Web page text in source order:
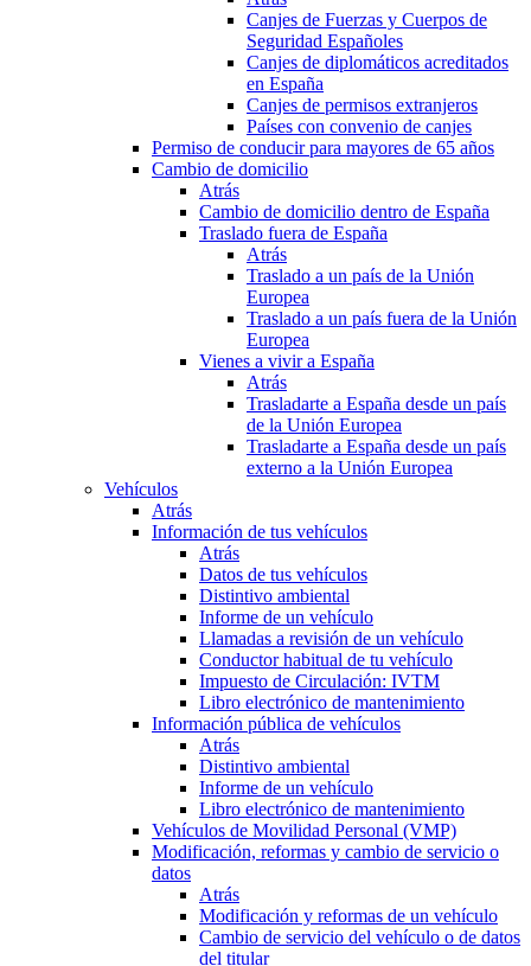
Canjes de Fuerzas y Cuerpos de
Seguridad Españoles
Canjes de diplomáticos acreditados
en España
Canjes de permisos extranjeros
Países con convenio de canjes
Permiso de conducir para mayores de 65 años
Cambio de domicilio
Atrás
Cambio de domicilio dentro de España
Traslado fuera de España
Atrás
Traslado a un país de la Unión
Europea
Traslado a un país fuera de la Unión
Europea
Vienes a vivir a España
Atrás
Trasladarte a España desde un país
de la Unión Europea
Trasladarte a España desde un país
externo a la Unión Europea
Vehículos
Atrás
Información de tus vehículos
Atrás
Datos de tus vehículos
Distintivo ambiental
Informe de un vehículo
Llamadas a revisión de un vehículo
Conductor habitual de tu vehículo
Impuesto de Circulación: IVTM
Libro electrónico de mantenimiento
Información pública de vehículos
Atrás
Distintivo ambiental
Informe de un vehículo
Libro electrónico de mantenimiento
Vehículos de Movilidad Personal (VMP)
Modificación, reformas y cambio de servicio o
datos
Atrás
Modificación y reformas de un vehículo
Cambio de servicio del vehículo o de datos
del titular